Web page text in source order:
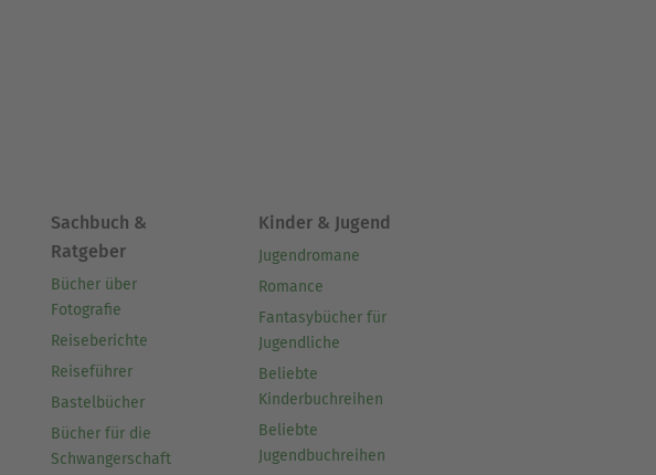
Sachbuch &
Ratgeber
Bücher über
Fotografie
Reiseberichte
Reiseführer
Bastelbücher
Bücher für die
Schwangerschaft
Kinder & Jugend
Jugendromane
Romance
Fantasybücher für
Jugendliche
Beliebte
Kinderbuchreihen
Beliebte
Jugendbuchreihen